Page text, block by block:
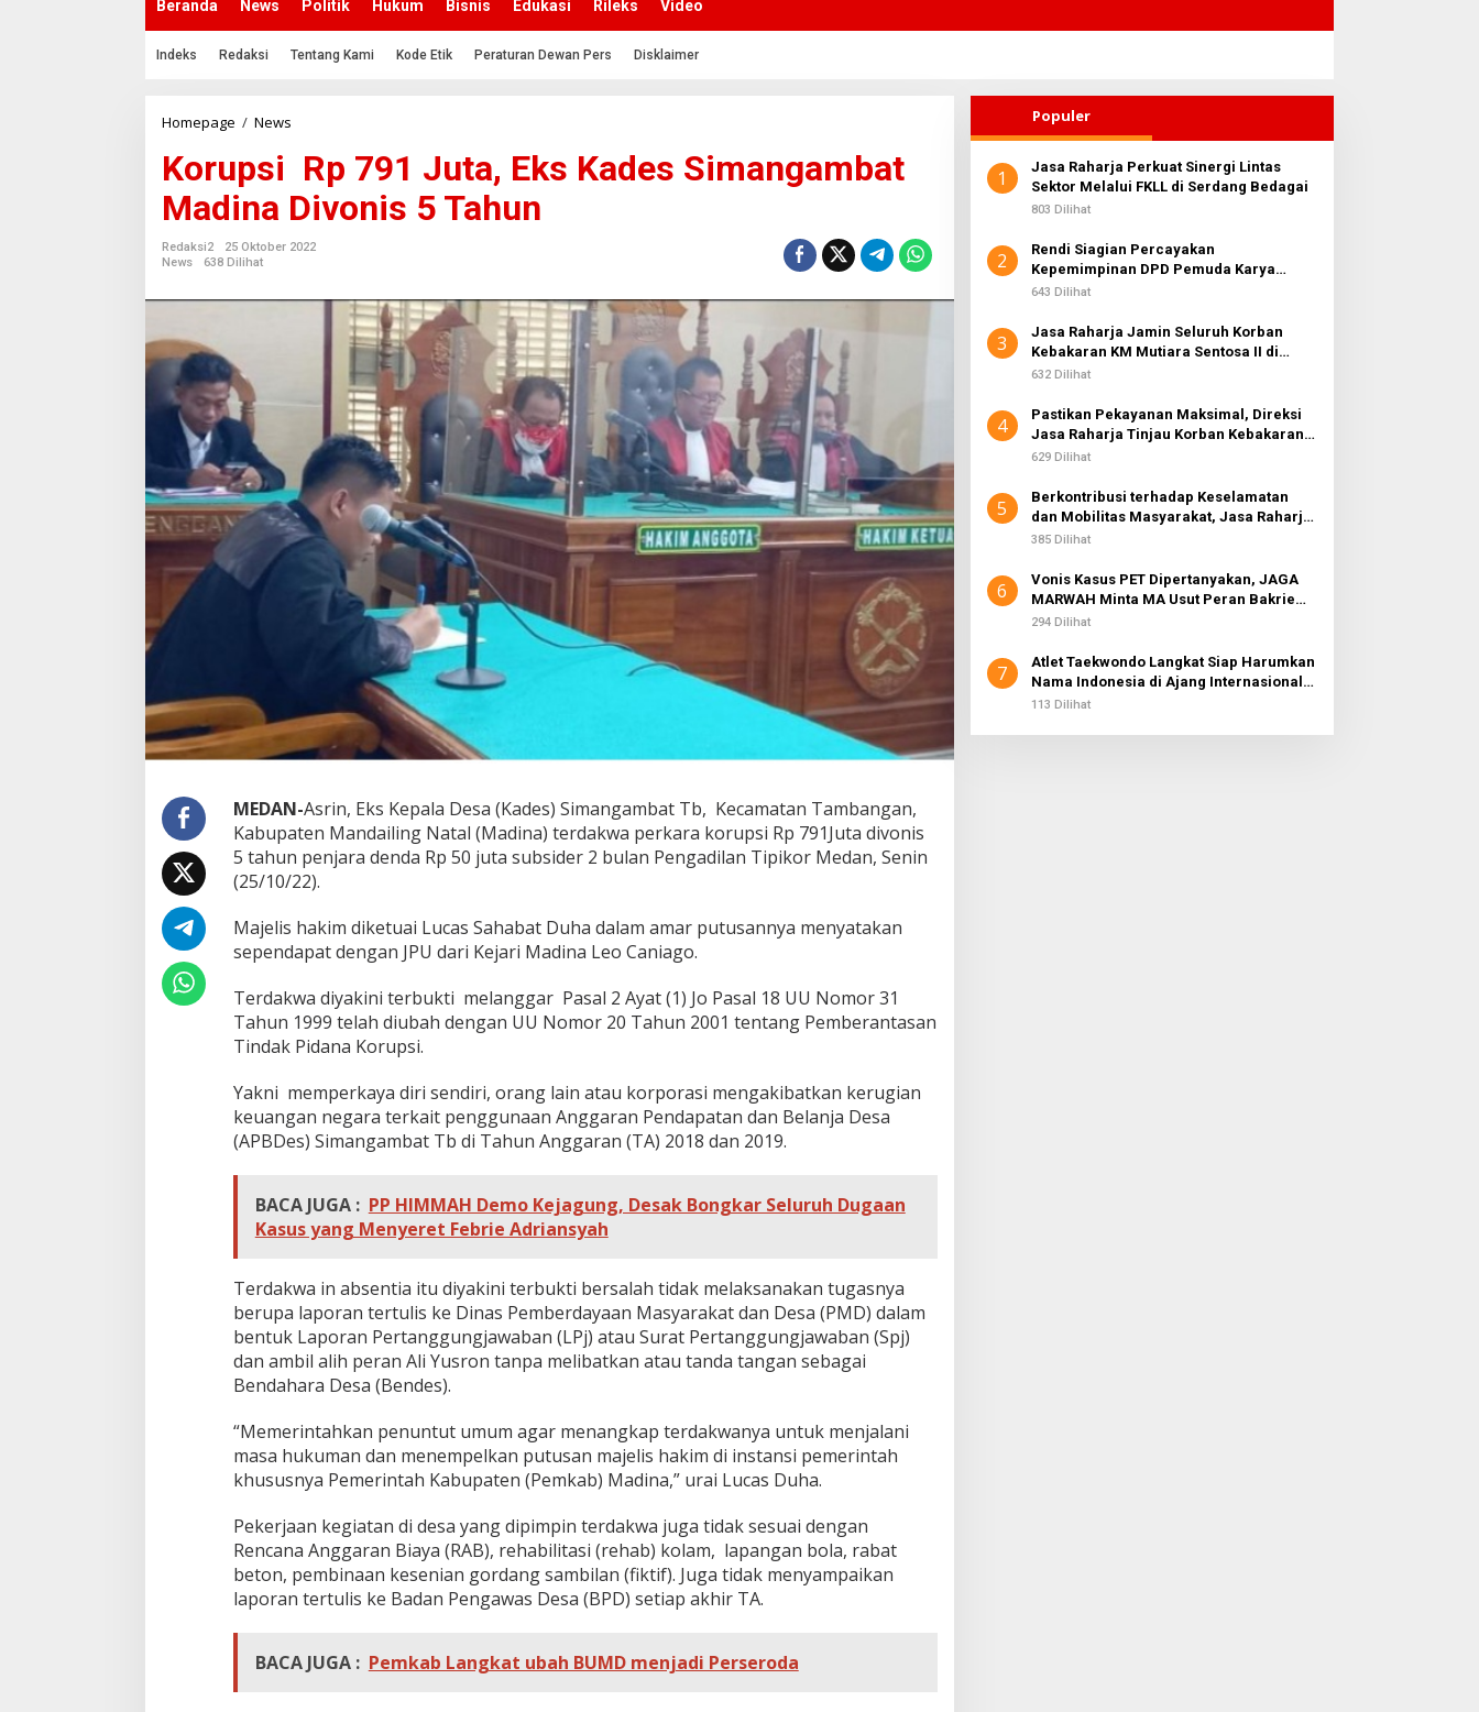
Beranda News Politik Hukum Bisnis Edukasi Rileks Video
Indeks Redaksi Tentang Kami Kode Etik Peraturan Dewan Pers Disklaimer
Homepage / News
p
s
i
p
k
s
K
n
g
a
a
t
M
a
d
n
a
i
v
o
n
s
5
T
a
n
Korupsi Rp 791 Juta, Eks Kades Simangambat
Madina Divonis 5 Tahun
Redaksi2
25 Oktober 2022
News
638 Dilihat
MEDAN-Asrin, Eks Kepala Desa (Kades) Simangambat Tb, Kecamatan Tambangan,
Kabupaten Mandailing Natal (Madina) terdakwa perkara korupsi Rp 791Juta divonis
5 tahun penjara denda Rp 50 juta subsider 2 bulan Pengadilan Tipikor Medan, Senin
(25/10/22).
Majelis hakim diketuai Lucas Sahabat Duha dalam amar putusannya menyatakan
sependapat dengan JPU dari Kejari Madina Leo Caniago.
Terdakwa diyakini terbukti melanggar Pasal 2 Ayat (1) Jo Pasal 18 UU Nomor 31
Tahun 1999 telah diubah dengan UU Nomor 20 Tahun 2001 tentang Pemberantasan
Tindak Pidana Korupsi.
Yakni memperkaya diri sendiri, orang lain atau korporasi mengakibatkan kerugian
keuangan negara terkait penggunaan Anggaran Pendapatan dan Belanja Desa
(APBDes) Simangambat Tb di Tahun Anggaran (TA) 2018 dan 2019.
BACA JUGA : PP HIMMAH Demo Kejagung, Desak Bongkar Seluruh Dugaan
Kasus yang Menyeret Febrie Adriansyah
Terdakwa in absentia itu diyakini terbukti bersalah tidak melaksanakan tugasnya
berupa laporan tertulis ke Dinas Pemberdayaan Masyarakat dan Desa (PMD) dalam
bentuk Laporan Pertanggungjawaban (LPj) atau Surat Pertanggungjawaban (Spj)
dan ambil alih peran Ali Yusron tanpa melibatkan atau tanda tangan sebagai
Bendahara Desa (Bendes).
“Memerintahkan penuntut umum agar menangkap terdakwanya untuk menjalani
masa hukuman dan menempelkan putusan majelis hakim di instansi pemerintah
khususnya Pemerintah Kabupaten (Pemkab) Madina,” urai Lucas Duha.
Pekerjaan kegiatan di desa yang dipimpin terdakwa juga tidak sesuai dengan
Rencana Anggaran Biaya (RAB), rehabilitasi (rehab) kolam, lapangan bola, rabat
beton, pembinaan kesenian gordang sambilan (fiktif). Juga tidak menyampaikan
laporan tertulis ke Badan Pengawas Desa (BPD) setiap akhir TA.
BACA JUGA : Pemkab Langkat ubah BUMD menjadi Perseroda
Populer
1
Jasa Raharja Perkuat Sinergi Lintas
Sektor Melalui FKLL di Serdang Bedagai
803 Dilihat
2
Rendi Siagian Percayakan
Kepemimpinan DPD Pemuda Karya
Nasional Kota Medan kepada Josef
643 Dilihat
3
Jasa Raharja Jamin Seluruh Korban
Kebakaran KM Mutiara Sentosa II di
Perairan Sumenep
632 Dilihat
4
Pastikan Pekayanan Maksimal, Direksi
Jasa Raharja Tinjau Korban Kebakaran
KM Mutiara Sentosa II
629 Dilihat
5
Berkontribusi terhadap Keselamatan
dan Mobilitas Masyarakat, Jasa Raharja
Raih Penghargaan di Ajang Transportasi
385 Dilihat
6
Vonis Kasus PET Dipertanyakan, JAGA
MARWAH Minta MA Usut Peran Bakrie
Group
294 Dilihat
7
Atlet Taekwondo Langkat Siap Harumkan
Nama Indonesia di Ajang Internasional
G2 Asian
113 Dilihat